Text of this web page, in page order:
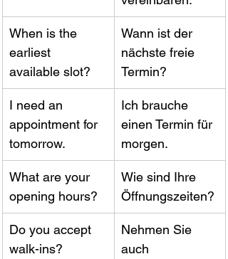
When is the
earliest
available slot?
Wann ist der
nächste freie
Termin?
I need an
appointment for
tomorrow.
Ich brauche
einen Termin für
morgen.
What are your
opening hours?
Wie sind Ihre
Öffnungszeiten?
Do you accept
walk-ins?
Nehmen Sie
auch